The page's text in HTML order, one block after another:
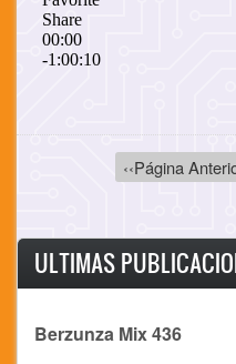
Página
‹‹Página
ULTIMAS
Berzunza Mix 436